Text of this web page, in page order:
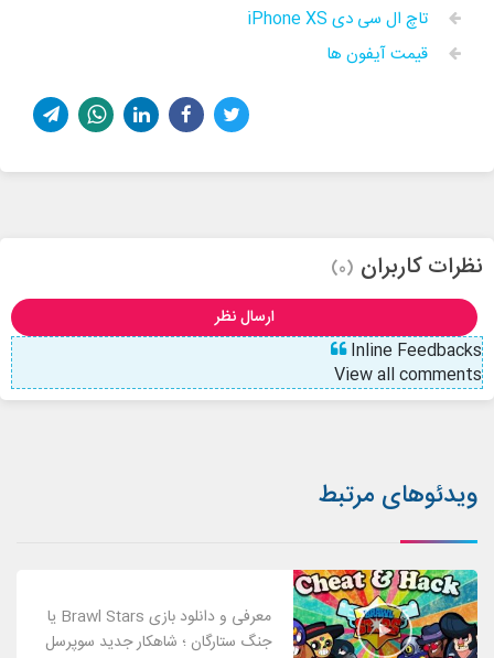
تاچ ال سی دی iPhone XS
قيمت آيفون ها
نظرات کاربران (0)
ارسال نظر
Inline Feedbacks
View all comments
ویدئوهای مرتبط
معرفی و دانلود بازی Brawl Stars یا
جنگ ستارگان ؛ شاهکار جدید سوپرسل